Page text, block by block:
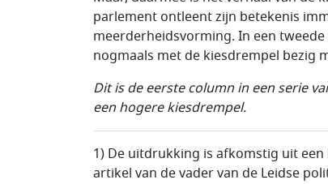
parlement ontleent zijn betekenis
meerderheidsvorming. In een
nogmaals met de kiesdrempel bezig
Dit is de eerste column in een serie
een hogere kiesdrempel.
1) De uitdrukking is afkomstig uit
artikel van de vader van de Leidse